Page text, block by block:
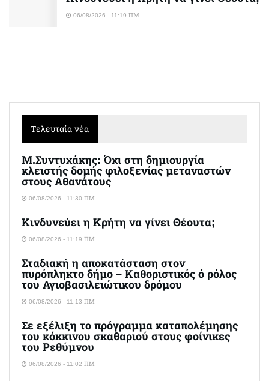
06/08/2026 - 11:19 ΠΜ
Τελευταία νέα
Μ.Συντυχάκης: Όχι στη δημιουργία
κλειστής δομής φιλοξενίας μεταναστών
στους Αθανάτους
06/08/2026 - 11:30 ΠΜ
Κινδυνεύει η Κρήτη να γίνει Θέουτα;
06/08/2026 - 11:19 ΠΜ
Σταδιακή η αποκατάσταση στον
πυρόπληκτο δήμο – Καθοριστικός ό ρόλος
του Αγιοβασιλειώτικου δρόμου
06/08/2026 - 11:13 ΠΜ
Σε εξέλιξη το πρόγραμμα καταπολέμησης
του κόκκινου σκαθαριού στους φοίνικες
του Ρεθύμνου
06/08/2026 - 11:02 ΠΜ